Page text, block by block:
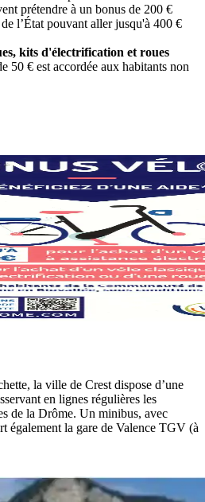
prétendre à un bonus de 200 €
l’État pouvant aller jusqu'à 400 €
kits d'électrification et roues
50 € est accordée aux habitants non
la ville de Crest dispose d’une
en lignes régulières les
de la Drôme. Un minibus, avec
également la gare de Valence TGV (à